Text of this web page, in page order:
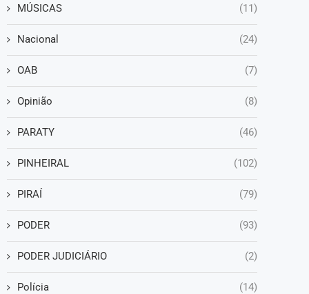
MÚSICAS (11)
Nacional (24)
OAB (7)
Opinião (8)
PARATY (46)
PINHEIRAL (102)
PIRAÍ (79)
PODER (93)
PODER JUDICIÁRIO (2)
Polícia (14)